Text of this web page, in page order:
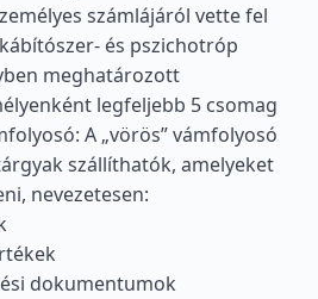
számlájáról vette fel
és pszichotróp
meghatározott
legfeljebb 5 csomag
A „vörös” vámfolyosó
szállíthatók, amelyeket
nevezetesen:
dokumentumok